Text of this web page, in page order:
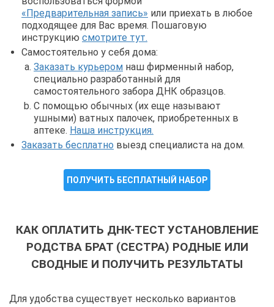
«Предварительная запись» или приехать в любое
подходящее для Вас время. Пошаговую
инструкцию смотрите тут.
Самостоятельно у себя дома:
Заказать курьером наш фирменный набор,
специально разработанный для
самостоятельного забора ДНК образцов.
С помощью обычных (их еще называют
ушными) ватных палочек, приобретенных в
аптеке. Наша инструкция.
Заказать бесплатно выезд специалиста на дом.
ПОЛУЧИТЬ БЕСПЛАТНЫЙ НАБОР
КАК ОПЛАТИТЬ ДНК-ТЕСТ УСТАНОВЛЕНИЕ
РОДСТВА БРАТ (СЕСТРА) РОДНЫЕ ИЛИ
СВОДНЫЕ И ПОЛУЧИТЬ РЕЗУЛЬТАТЫ
Для удобства существует несколько вариантов